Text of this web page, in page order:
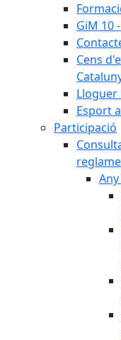
GiM 10
Cens
Lloguer
Esport
Participació